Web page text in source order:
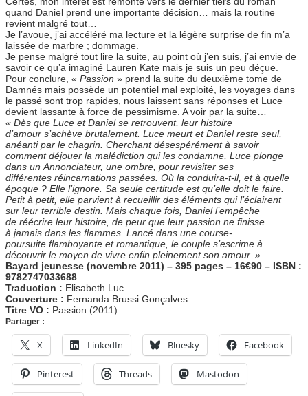
quand Daniel prend une importante décision… mais la routine
revient malgré tout…
Je l’avoue, j’ai accéléré ma lecture et la légère surprise de fin m’a
laissée de marbre ; dommage.
Je pense malgré tout lire la suite, au point où j’en suis, j’ai envie de
savoir ce qu’a imaginé Lauren Kate mais je suis un peu déçue.
Pour conclure, « Passion » prend la suite du deuxième tome de
Damnés mais possède un potentiel mal exploité, les voyages dans
le passé sont trop rapides, nous laissent sans réponses et Luce
devient lassante à force de pessimisme. A voir par la suite…
« Dès que Luce et Daniel se retrouvent, leur histoire
d’amour s’achève brutalement. Luce meurt et Daniel reste seul,
anéantipar le chagrin. Cherchant désespérément à savoir
commentdéjouer la malédiction qui les condamne, Luce plonge
dans unAnnonciateur, une ombre, pour revisiter ses
différentes réincarnations passées. Où la conduira-t-il, et à quelle
époque ? Elle l’ignore. Sa seule certitude est qu’elle doit le faire.
Petità petit, elle parvient à recueillir des éléments qui l’éclairent
sur leur terrible destin. Mais chaque fois, Daniel l’empêche
de réécrire leur histoire, de peur que leur passion ne finisse
à jamais dans les flammes. Lancé dans une course-
poursuite flamboyante et romantique, le couple s’escrime à
découvrir le moyen de vivre enfin pleinement son amour. »
Bayard jeunesse (novembre 2011) – 395 pages – 16€90 – ISBN :
9782747033688
Traduction : Elisabeth Luc
Couverture : Fernanda Brussi Gonçalves
Titre VO : Passion (2011)
Partager :
X LinkedIn Bluesky Facebook
Pinterest Threads Mastodon